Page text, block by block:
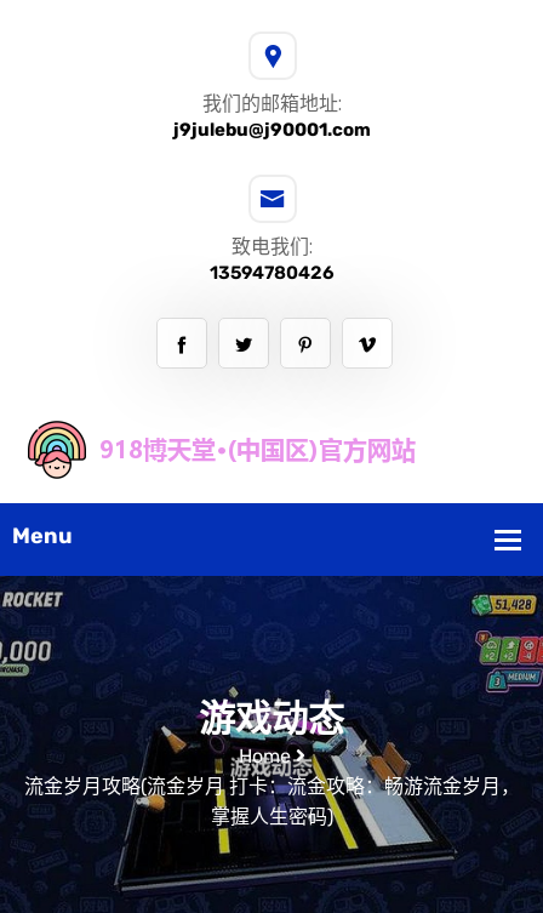
我们的邮箱地址:
j9julebu@j90001.com
致电我们:
13594780426
游戏动态
Home
流金岁月攻略(流金岁月 打卡：流金攻略：畅游流金岁月，
掌握人生密码)